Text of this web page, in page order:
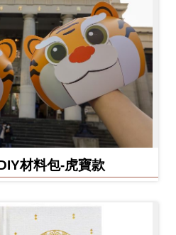
材料包-虎寶款